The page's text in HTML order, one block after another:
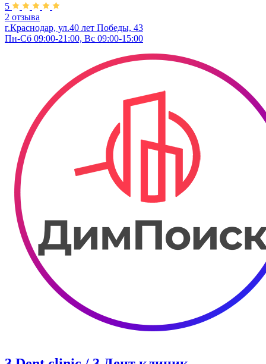
5
2 отзыва
г.Краснодар, ул.40 лет Победы, 43
Пн-Сб 09:00-21:00, Вс 09:00-15:00